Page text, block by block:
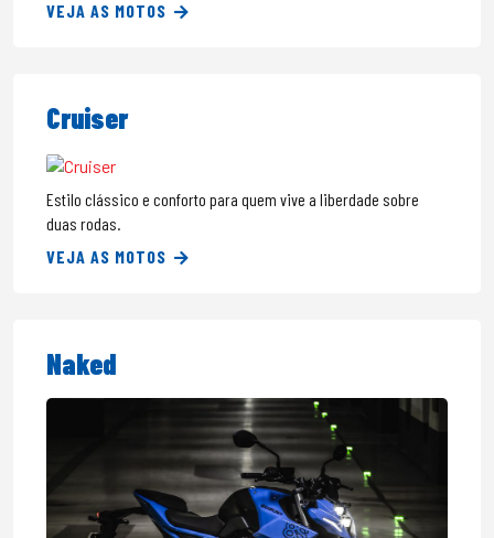
VEJA AS MOTOS
Cruiser
Estilo clássico e conforto para quem vive a liberdade sobre
duas rodas.
VEJA AS MOTOS
Naked